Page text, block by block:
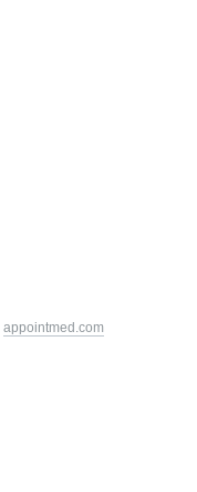
appointmed.com